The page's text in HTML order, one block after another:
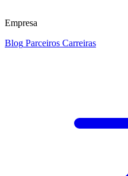
Empresa
Blog Parceiros Carreiras